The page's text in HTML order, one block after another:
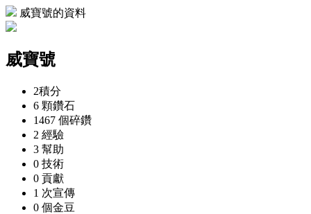
威寶號的資料
威寶號
2積分
6 顆鑽石
1467 個碎鑽
2 經驗
3 幫助
0 技術
0 貢獻
1 次宣傳
0 個金豆